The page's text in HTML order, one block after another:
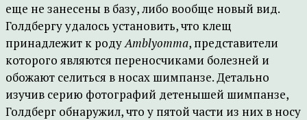
еще не занесены в базу, либо вообще новый вид.
Голдбергу удалось установить, что клещ
принадлежит к родуAmblyomma, представители
которого являются переносчиками болезней и
обожают селиться в носах шимпанзе. Детально
изучив серию фотографий детенышей шимпанзе,
Голдберг обнаружил, что у пятой части из них в носу